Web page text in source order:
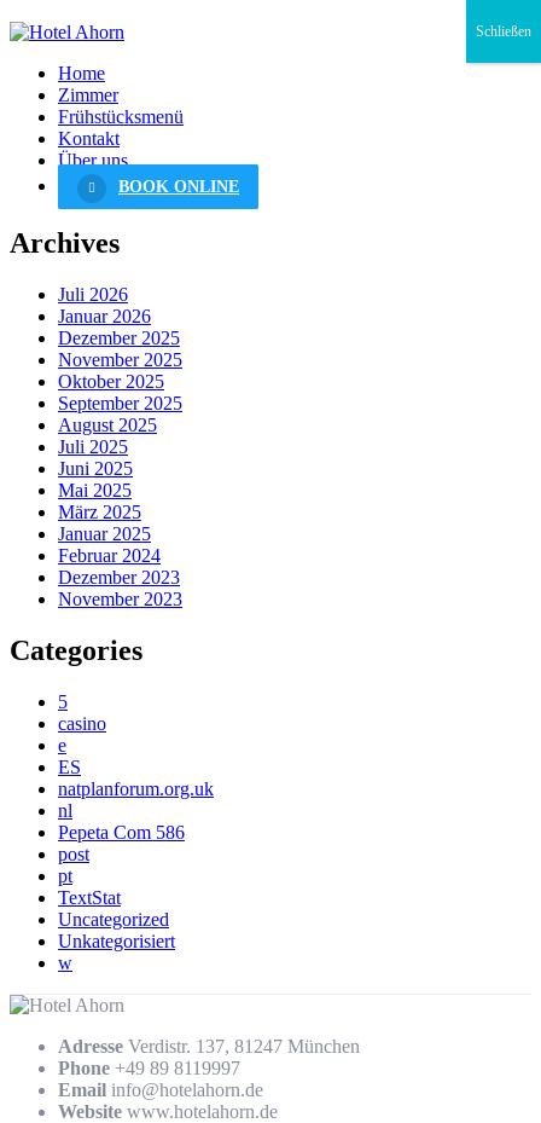
Home
Zimmer
Frühstücksmenü
Kontakt
Über uns
BOOK ONLINE
Archives
Juli 2026
Januar 2026
Dezember 2025
November 2025
Oktober 2025
September 2025
August 2025
Juli 2025
Juni 2025
Mai 2025
März 2025
Januar 2025
Februar 2024
Dezember 2023
November 2023
Categories
5
casino
e
ES
natplanforum.org.uk
nl
Pepeta Com 586
post
pt
TextStat
Uncategorized
Unkategorisiert
w
Adresse Verdistr. 137, 81247 München
Phone +49 89 8119997
Email info@hotelahorn.de
Website www.hotelahorn.de
Schließen